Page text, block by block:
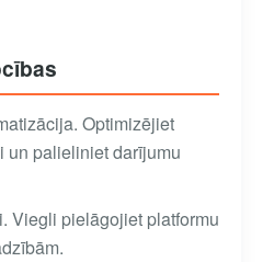
Optimizējiet
un palieliniet darījumu
Viegli pielāgojiet platformu